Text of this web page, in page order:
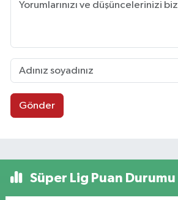
Gönder
Süper Lig Puan Durumu